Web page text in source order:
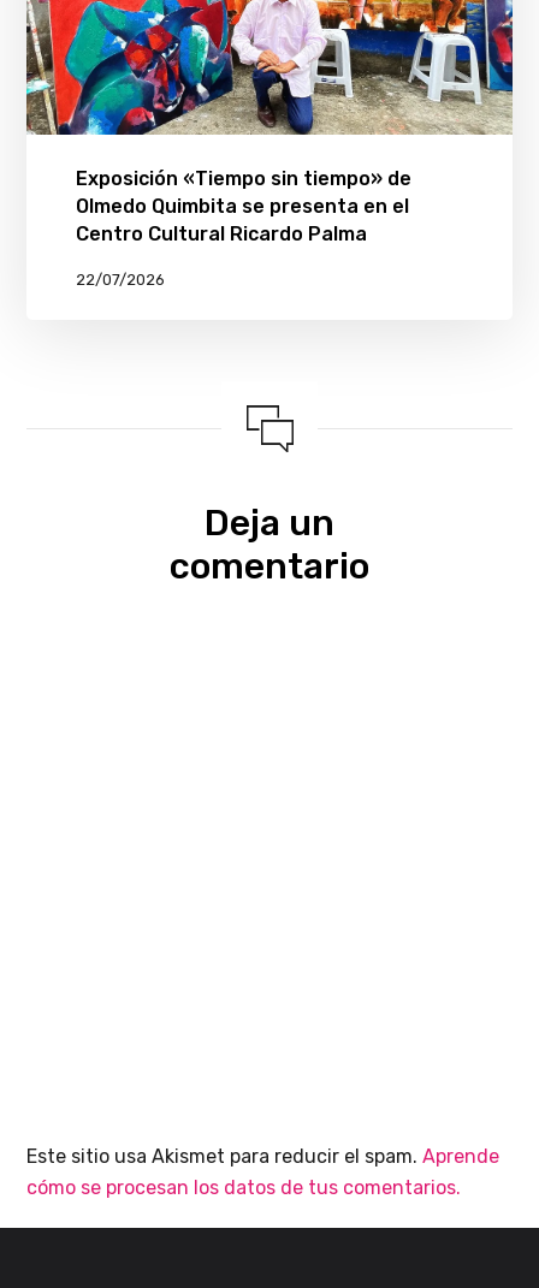
Exposición «Tiempo sin tiempo» de
Olmedo Quimbita se presenta en el
Centro Cultural Ricardo Palma
22/07/2026
Deja un
comentario
Este sitio usa Akismet para reducir el spam.Aprende
cómo se procesan los datos de tus comentarios.